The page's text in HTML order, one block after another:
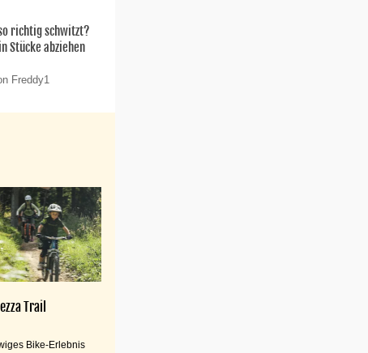
richtig schwitzt?
Stücke abziehen
Freddy1
Trail
Bike-Erlebnis